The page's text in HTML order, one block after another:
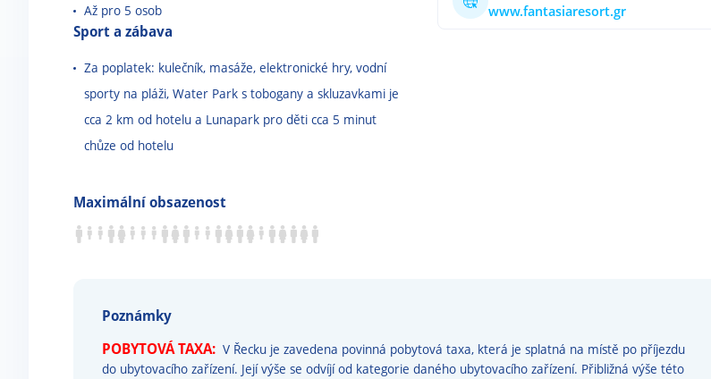
Až pro 5 osob
Sport a zábava
Za poplatek: kulečník, masáže, elektronické hry, vodní
sporty na pláži, Water Park s tobogany a skluzavkami je
cca 2 km od hotelu a Lunapark pro děti cca 5 minut
chůze od hotelu
www.fantasiaresort.gr
Maximální obsazenost
Poznámky
POBYTOVÁ TAXA: V Řecku je zavedena povinná pobytová taxa, která je splatná na místě po příjezdu
do ubytovacího zařízení. Její výše se odvíjí od kategorie daného ubytovacího zařízení. Přibližná výše této